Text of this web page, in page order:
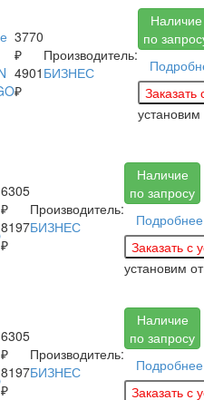
3770
₽
4901
₽
Производитель:
БИЗНЕС
Наличие
по
установим
6305
₽
8197
₽
Производитель:
БИЗНЕС
Наличие
по запросу
Подробнее
установим
6305
₽
8197
₽
Производитель:
БИЗНЕС
Наличие
по запросу
Подробнее